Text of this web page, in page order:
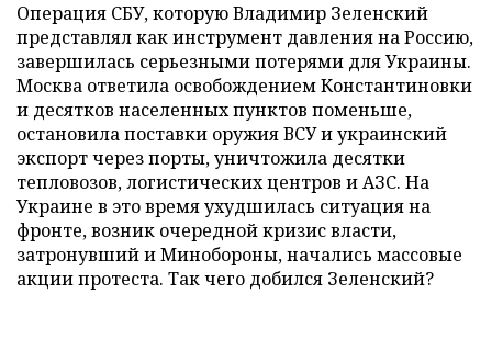
Операция СБУ, которую Владимир Зеленский
представлял как инструмент давления на Россию,
завершилась серьезными потерями для Украины.
Москва ответила освобождением Константиновки
и десятков населенных пунктов поменьше,
остановила поставки оружия ВСУ и украинский
экспорт через порты, уничтожила десятки
тепловозов, логистических центров и АЗС. На
Украине в это время ухудшилась ситуация на
фронте, возник очередной кризис власти,
затронувший и Минобороны, начались массовые
акции протеста. Так чего добился Зеленский?